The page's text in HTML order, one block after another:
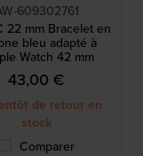
609302761
22 mm Bracelet en
bleu adapté à
Watch 42 mm
43,00 €
de retour en
stock
Comparer